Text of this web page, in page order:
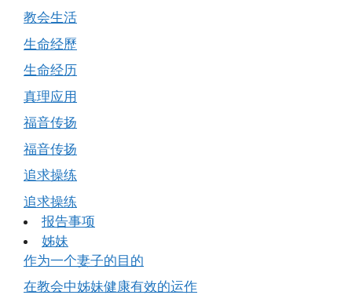
教会生活
生命经歷
生命经历
真理应用
福音传扬
福音传扬
追求操练
追求操练
报告事项
姊妹
作为一个妻子的目的
在教会中姊妹健康有效的运作